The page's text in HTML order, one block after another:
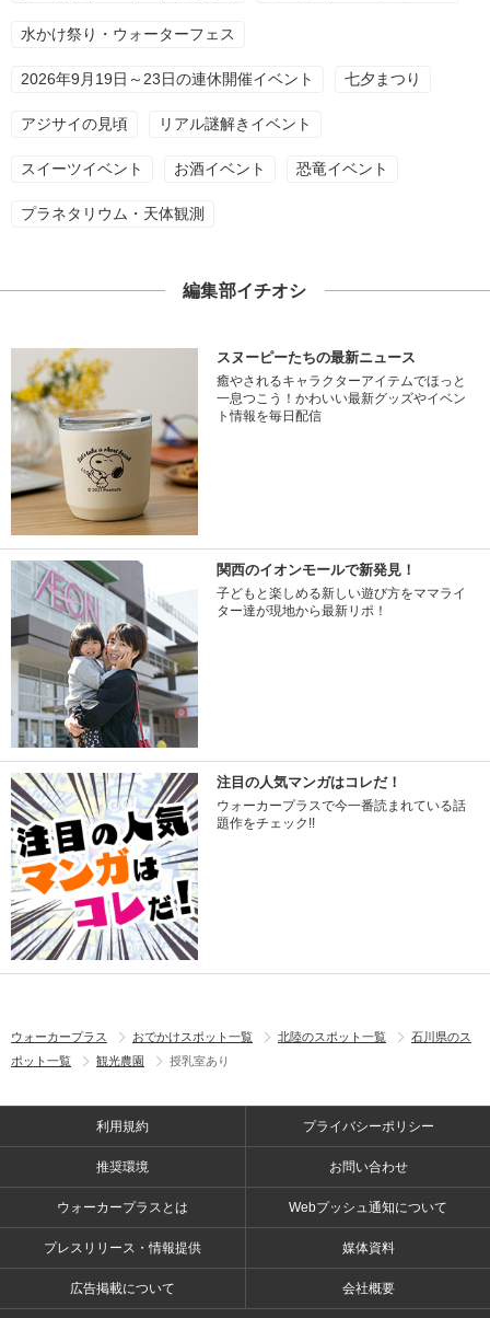
水かけ祭り・ウォーターフェス
2026年9月19日～23日の連休開催イベント 七夕まつり
アジサイの見頃 リアル謎解きイベント
スイーツイベント お酒イベント 恐竜イベント
プラネタリウム・天体観測
編集部イチオシ
スヌーピーたちの最新ニュース
癒やされるキャラクターアイテムでほっと
一息つこう！かわいい最新グッズやイベン
ト情報を毎日配信
関西のイオンモールで新発見！
子どもと楽しめる新しい遊び方をママライ
ター達が現地から最新リポ！
注目の人気マンガはコレだ！
ウォーカープラスで今一番読まれている話
題作をチェック!!
ウォーカープラス おでかけスポット一覧 北陸のスポット一覧
石川県のス
ポット一覧
観光農園 授乳室あり
利用規約 プライバシーポリシー
推奨環境 お問い合わせ
ウォーカープラスとは Webプッシュ通知について
プレスリリース・情報提供 媒体資料
広告掲載について 会社概要